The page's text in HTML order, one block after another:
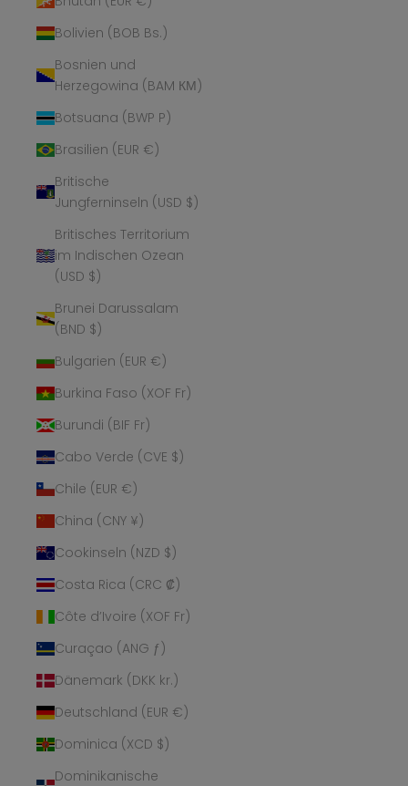
Bolivien (BOB Bs.)
Bosnien und
Herzegowina (BAM КМ)
Botsuana (BWP P)
Brasilien (EUR €)
Britische
Jungferninseln (USD $)
Britisches Territorium
im Indischen Ozean
(USD $)
Brunei Darussalam
(BND $)
Bulgarien (EUR €)
Burkina Faso (XOF Fr)
Burundi (BIF Fr)
Cabo Verde (CVE $)
Chile (EUR €)
China (CNY ¥)
Cookinseln (NZD $)
Costa Rica (CRC ₡)
Côte d’Ivoire (XOF Fr)
Curaçao (ANG ƒ)
Dänemark (DKK kr.)
Deutschland (EUR €)
Dominica (XCD $)
Dominikanische